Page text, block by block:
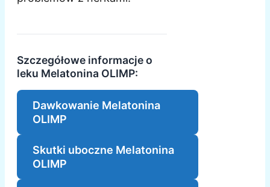
Szczegółowe informacje o
leku Melatonina OLIMP:
Dawkowanie Melatonina
OLIMP
Skutki uboczne Melatonina
OLIMP